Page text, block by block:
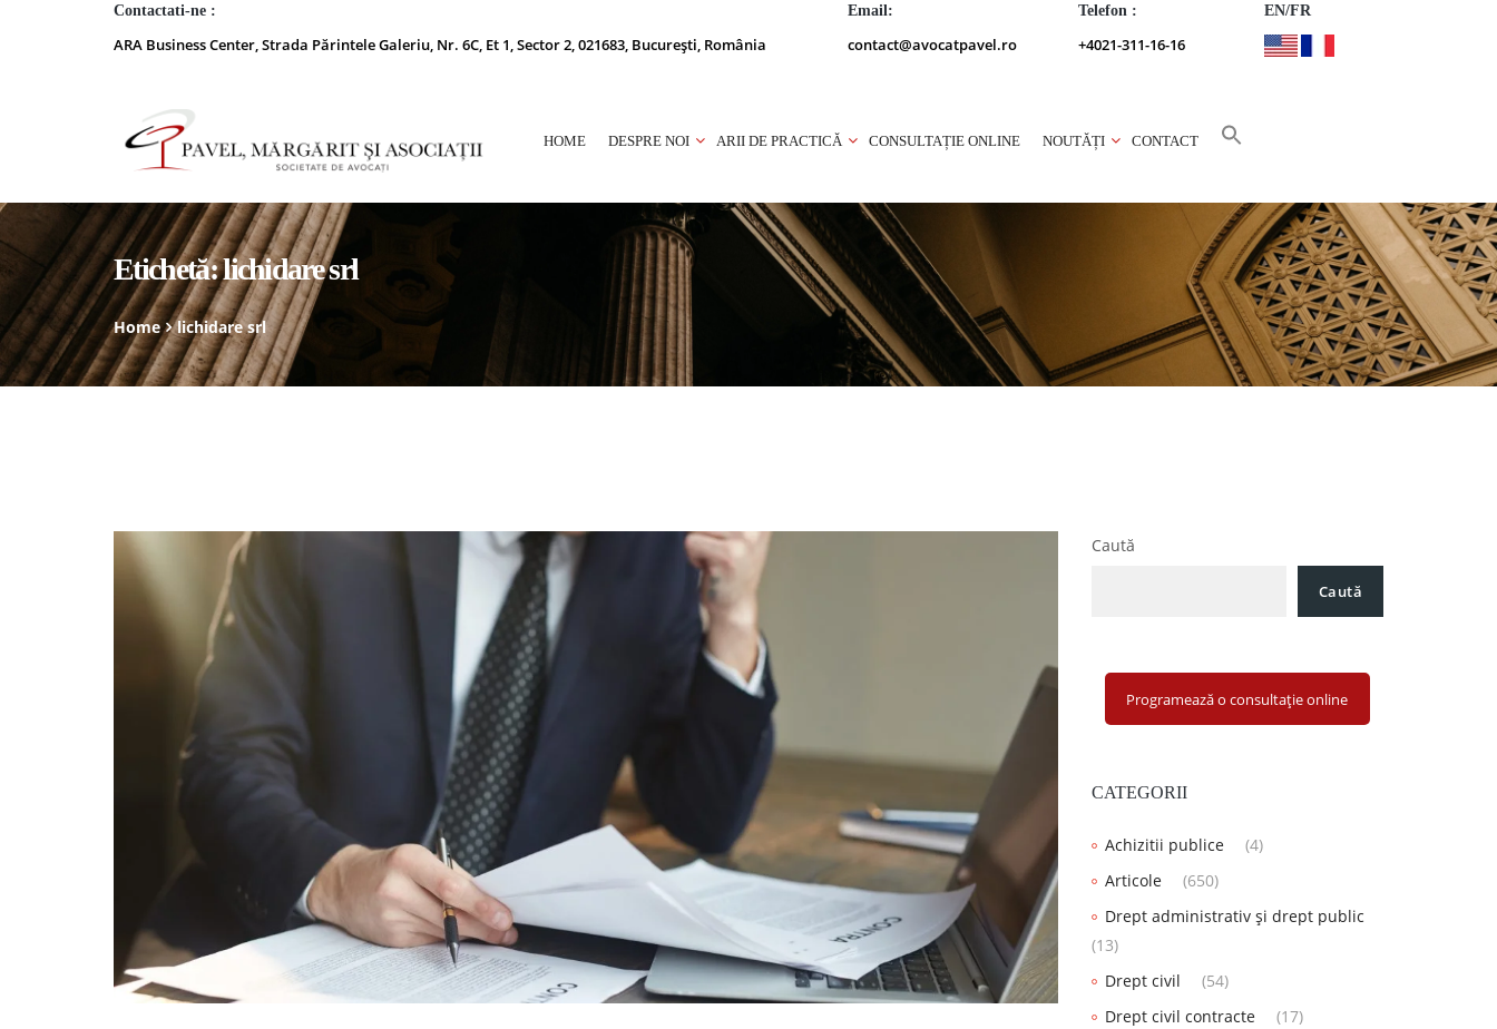
Contactati-ne :
ARA Business Center, Strada Părintele Galeriu, Nr. 6C, Et 1, Sector 2, 021683, București, România
Email:
contact@avocatpavel.ro
Telefon :
+4021-311-16-16
EN/FR
HOME DESPRE NOI ARII DE PRACTICĂ CONSULTAȚIE ONLINE NOUTĂȚI CONTACT
Etichetă:lichidare srl
Home lichidare srl
Caută
Caută
Programează o consultație online
CATEGORII
Achizitii publice
(4)
Articole
(650)
Drept administrativ și drept public
(13)
Drept civil
(54)
Drept civil contracte
(17)